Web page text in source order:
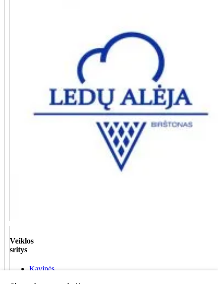
Veiklos
sritys
Kavinės,